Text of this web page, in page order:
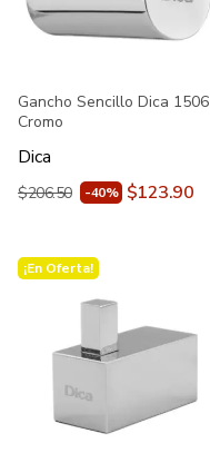
Gancho Sencillo Dica 1506
Cromo
Dica
$206.50 -40% $123.90
¡En Oferta!